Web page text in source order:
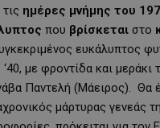
ημέρες μνήμης του
που βρίσκεται στο
ευκάλυπτος
με φροντίδα και μεράκι
Παντελή (Μάειρος). Θα
μάρτυρας γενεάς